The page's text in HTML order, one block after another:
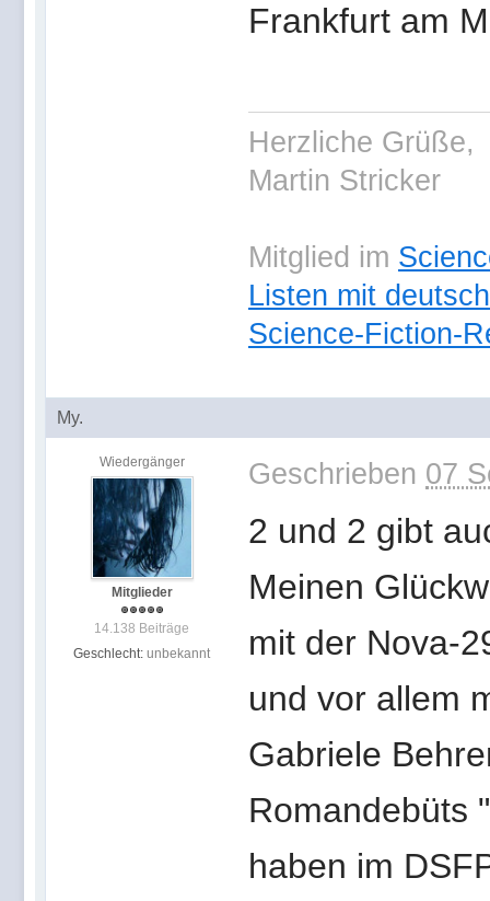
Frankfurt am
Herzliche Grüße,
Martin Stricker
Mitglied im
Listen mit
Science-Fiction-
My.
Wiedergänger
Mitglieder
14.138 Beiträge
Geschlecht: unbekannt
Geschrieben 07
2 und 2 gibt
Meinen
mit der Nova-
und vor allem
Gabriele
Romandebüts
haben im